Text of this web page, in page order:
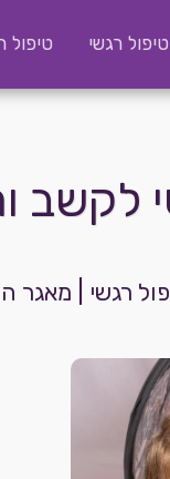
רגשי טיפול
רגשי | מאגר